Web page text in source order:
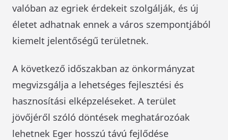
valóban az egriek érdekeit szolgálják, és új
életet adhatnak ennek a város szempontjából
kiemelt jelentőségű területnek.
A következő időszakban az önkormányzat
megvizsgálja a lehetséges fejlesztési és
hasznosítási elképzeléseket. A terület
jövőjéről szóló döntések meghatározóak
lehetnek Eger hosszú távú fejlődése